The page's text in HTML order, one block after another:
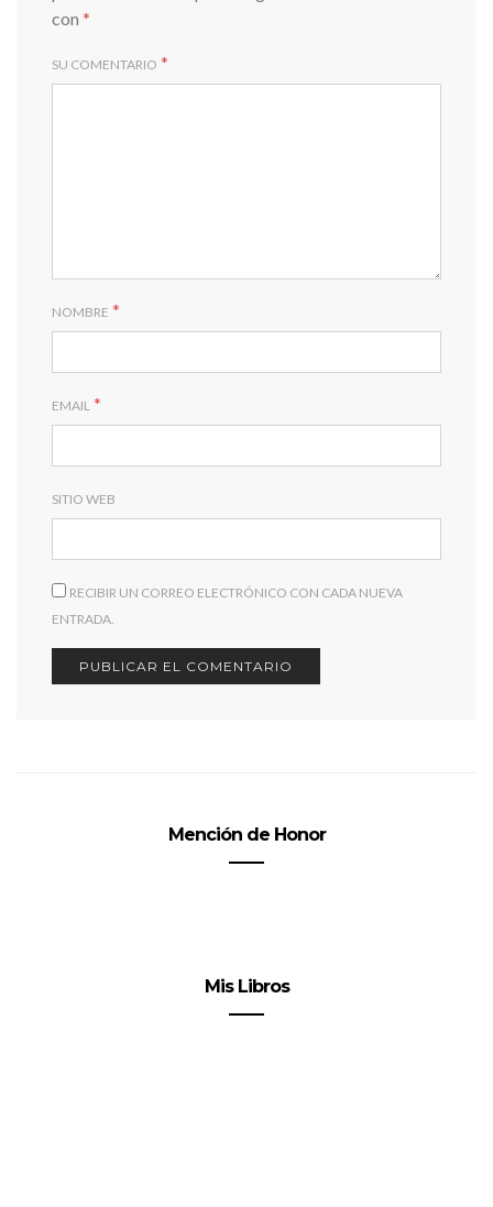
con *
SU COMENTARIO *
NOMBRE *
EMAIL *
SITIO WEB
RECIBIR UN CORREO ELECTRÓNICO CON CADA NUEVA
ENTRADA.
Mención de Honor
Mis Libros